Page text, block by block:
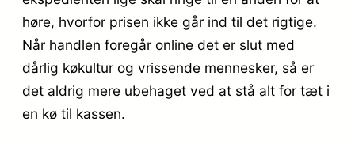
høre, hvorfor prisen ikke går ind til det rigtige.
Når handlen foregår online det er slut med
dårlig køkultur og vrissende mennesker, så er
det aldrig mere ubehaget ved at stå alt for tæt i
en kø til kassen.